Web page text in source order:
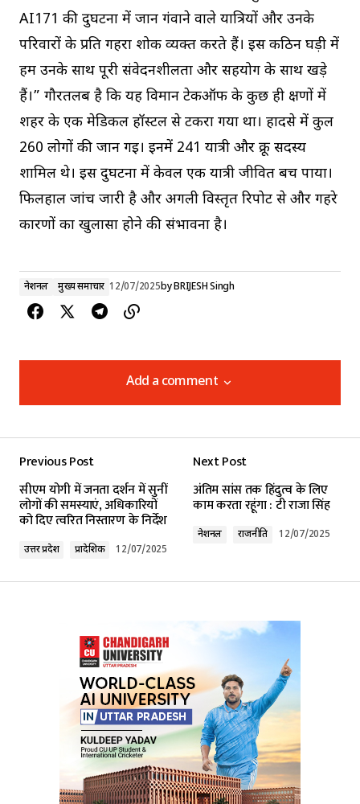
AI171 की दुर्घटना में जान गंवाने वाले यात्रियों और उनके
परिवारों के प्रति गहरा शोक व्यक्त करते हैं। इस कठिन घड़ी में
हम उनके साथ पूरी संवेदनशीलता और सहयोग के साथ खड़े
हैं।” गौरतलब है कि यह विमान टेकऑफ के कुछ ही क्षणों में
शहर के एक मेडिकल हॉस्टल से टकरा गया था। हादसे में कुल
260 लोगों की जान गई। इनमें 241 यात्री और क्रू सदस्य
शामिल थे। इस दुर्घटना में केवल एक यात्री जीवित बच पाया।
फिलहाल जांच जारी है और अगली विस्तृत रिपोर्ट से और गहरे
कारणों का खुलासा होने की संभावना है।
नेशनल मुख्य समाचार 12/07/2025byBRIJESH Singh
Add a comment
Add a comment
Required fields are marked*
Your Name*
Your E-mail*
Submit Comment
Previous Post
सीएम योगी में जनता दर्शन में सुनीं
लोगों की समस्याएं, अधिकारियों
को दिए त्वरित निस्तारण के निर्देश
उत्तर प्रदेश प्रादेशिक 12/07/2025
Next Post
अंतिम सांस तक हिंदुत्व के लिए
काम करता रहूंगा : टी राजा सिंह
नेशनल राजनीति 12/07/2025